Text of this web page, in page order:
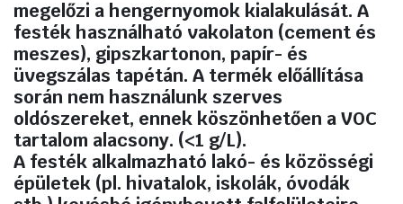
megelőzi a hengernyomok kialakulását. A
festék használható vakolaton (cement és
meszes), gipszkartonon, papír- és
üvegszálas tapétán. A termék előállítása
során nem használunk szerves
oldószereket, ennek köszönhetően a VOC
tartalom alacsony. (<1 g/L).
A festék alkalmazható lakó- és közösségi
épületek (pl. hivatalok, iskolák, óvodák